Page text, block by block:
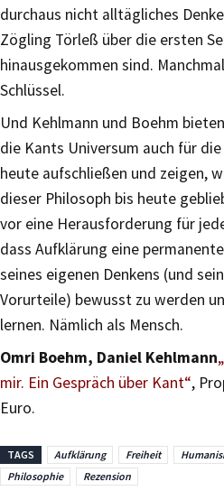
durchaus nicht alltägliches
Zögling Törleß über die ersten
hinausgekommen sind.
Schlüssel.
Und Kehlmann und Boehm
die Kants Universum auch für
heute aufschließen und zeigen,
dieser Philosoph bis heute
vor eine Herausforderung für
dass Aufklärung eine
seines eigenen Denkens (und
Vorurteile) bewusst zu werden
lernen. Nämlich als Mensch.
Omri Boehm, Daniel Kehlmann
mir. Ein Gespräch über Kant“,
Euro.
TAGS Aufklärung Freiheit
Philosophie
Rezension